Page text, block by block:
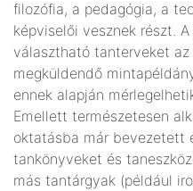
filozófia, a pedagógia, a
képviselői vesznek részt.
választható tanterveket
megküldendő
ennek alapján
Emellett természetesen
oktatásba már bevezetett
tankönyveket és
más tantárgyak (például